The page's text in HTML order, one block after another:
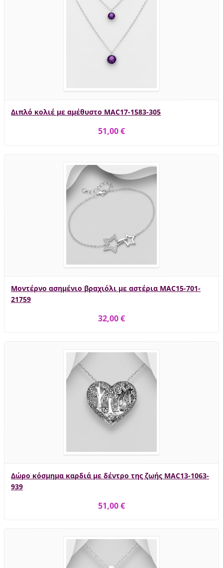
Διπλό κολιέ με αμέθυστο MAC17-1583-305
51,00 €
Μοντέρνο ασημένιο βραχιόλι με αστέρια MAC15-701-
21759
32,00 €
Δώρο κόσμημα καρδιά με δέντρο της ζωής MAC13-1063-
939
51,00 €